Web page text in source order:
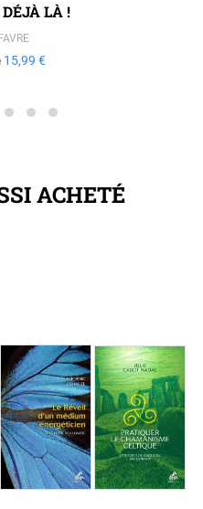
LÀ !
15,99 €
ACHETÉ